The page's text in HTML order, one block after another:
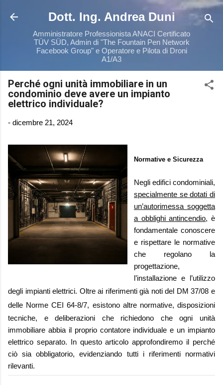
Passa ai contenuti principali
Dott. Ing. Andrea Duni
Amministratore Professionista ANACI Certificato
TÜV SÜD, Admin di "The Fountain Pen Network
Facebook Group" e Operatore e Pilota di Droni
A1/A3
Perché ogni unità immobiliare in un
condominio deve avere un impianto
elettrico individuale?
- dicembre 21, 2024
Normative e Sicurezza
Negli edifici condominiali,
specialmente se dotati di
un’autorimessa soggetta
a obblighi antincendio, è
fondamentale conoscere
e rispettare le normative
che regolano la
progettazione,
l’installazione e l’utilizzo
degli impianti elettrici. Oltre ai riferimenti già noti del DM 37/08 e
delle Norme CEI 64-8/7, esistono altre normative, disposizioni
tecniche, e deliberazioni che richiedono che ogni unità
immobiliare abbia il proprio contatore individuale e un impianto
elettrico separato. In questo articolo approfondiremo il perché
ciò sia obbligatorio, evidenziando tutti i riferimenti normativi
rilevanti.